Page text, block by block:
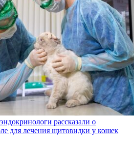
рассказали о
для лечения щитовидки у кошек